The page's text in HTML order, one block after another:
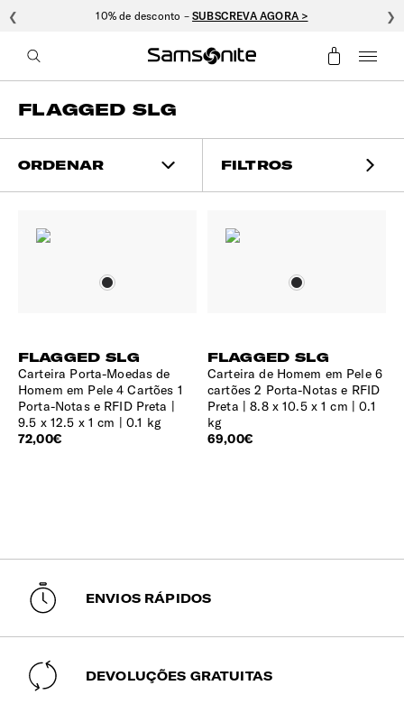
10% de desconto –SUBSCREVA AGORA >
❮ ❯
FLAGGED SLG
ORDENAR FILTROS
FLAGGED SLG
Carteira Porta-Moedas de
Homem em Pele 4 Cartões 1
Porta-Notas e RFID Preta
9.5 x 12.5 x 1 cm | 0.1 kg
72,00€
FLAGGED SLG
Carteira de Homem em Pele 6
cartões 2 Porta-Notas e RFID
Preta
8.8 x 10.5 x 1 cm | 0.1
kg
69,00€
ENVIOS RÁPIDOS
DEVOLUÇÕES GRATUITAS